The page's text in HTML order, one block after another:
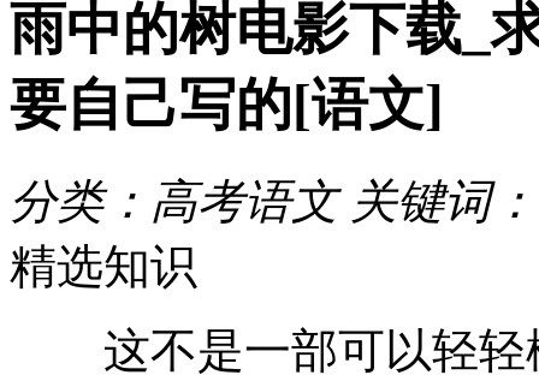
雨中的树电影下载_
要自己写的[语文]
分类：高考语文 关键词：
精选知识
这不是一部可以轻轻